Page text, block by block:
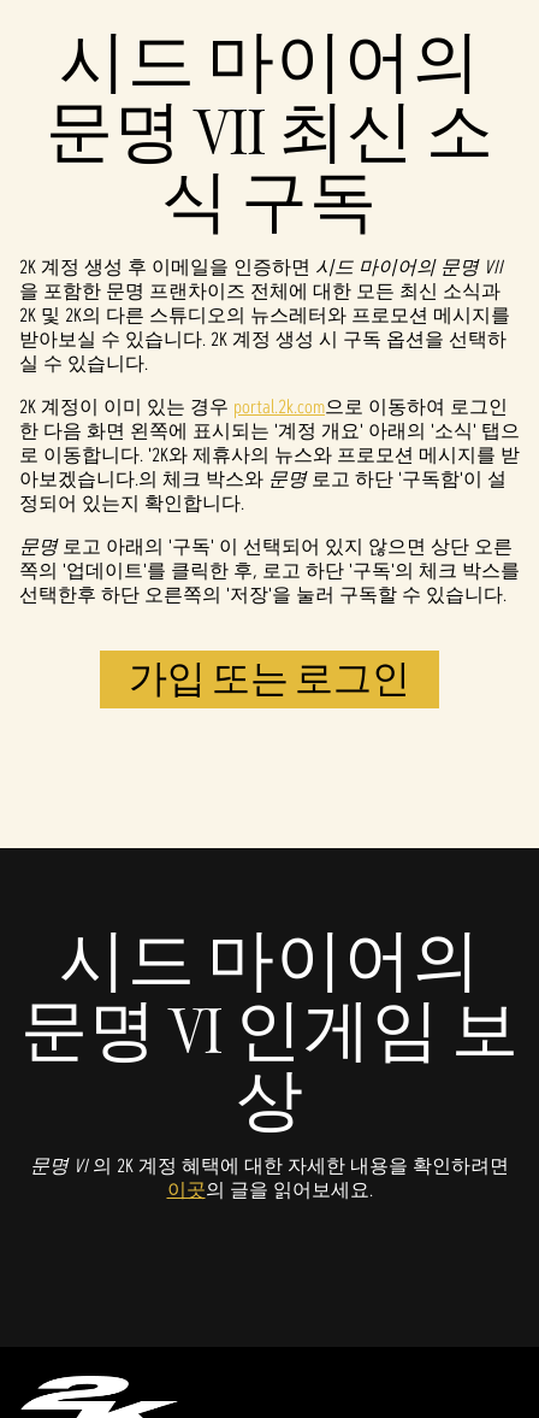
시드 마이어의
문명 VII 최신 소
식 구독
2K 계정 생성 후 이메일을 인증하면 시드 마이어의 문명 VII
을 포함한 문명 프랜차이즈 전체에 대한 모든 최신 소식과
2K 및 2K의 다른 스튜디오의 뉴스레터와 프로모션 메시지를
받아보실 수 있습니다. 2K 계정 생성 시 구독 옵션을 선택하
실 수 있습니다.
2K 계정이 이미 있는 경우 portal.2k.com으로 이동하여 로그인
한 다음 화면 왼쪽에 표시되는 '계정 개요' 아래의 '소식' 탭으
로 이동합니다. '2K와 제휴사의 뉴스와 프로모션 메시지를 받
아보겠습니다.의 체크 박스와 문명로고 하단 '구독함'이 설
정되어 있는지 확인합니다.
문명로고 아래의 '구독' 이 선택되어 있지 않으면 상단 오른
쪽의 '업데이트'를 클릭한 후, 로고 하단 '구독'의 체크 박스를
선택한후 하단 오른쪽의 '저장'을 눌러 구독할 수 있습니다.
가입 또는 로그인
시드 마이어의
문명 VI 인게임 보
상
문명 VI의 2K 계정 혜택에 대한 자세한 내용을 확인하려면
이곳의 글을 읽어보세요.